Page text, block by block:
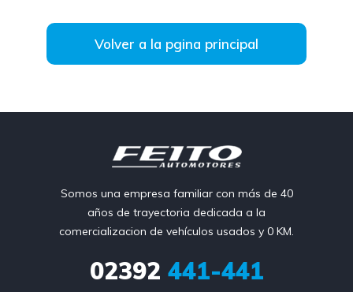
Volver a la pgina principal
Somos una empresa familiar con más de 40
años de trayectoria dedicada a la
comercializacion de vehículos usados y 0 KM.
02392 441-441